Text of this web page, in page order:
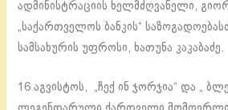
ადმინისტრაციის ხელმძღვანელი,
„საქართველოს ბანკის“
სამსახურის უფროსი, ხათუნა კაკაბაძე.
16 აგვისტოს, „ჩექ ინ ჯორჯია“ და „